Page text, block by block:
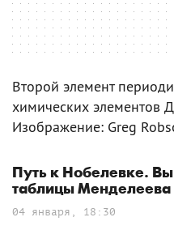
Второй элемент
химических элементов
Изображение: Greg
Путь к Нобелевке.
таблицы Менделеева
04 января, 18:30